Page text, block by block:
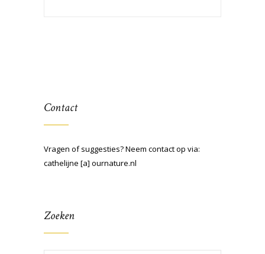
Contact
Vragen of suggesties? Neem contact op via:
cathelijne [a] ournature.nl
Zoeken